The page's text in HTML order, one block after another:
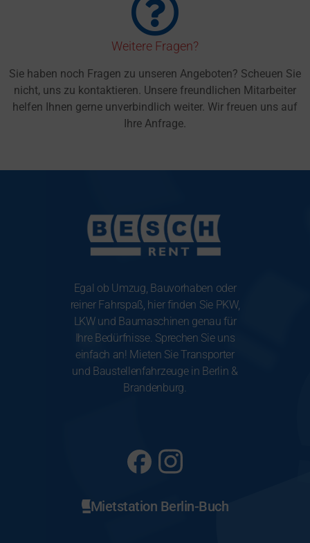
Weitere Fragen?
Sie haben noch Fragen zu unseren Angeboten? Scheuen Sie
nicht, uns zu kontaktieren. Unsere freundlichen Mitarbeiter
helfen Ihnen gerne unverbindlich weiter. Wir freuen uns auf
Ihre Anfrage.
Egal ob Umzug, Bauvorhaben oder
reiner Fahrspaß, hier finden Sie PKW,
LKW und Baumaschinen genau für
Ihre Bedürfnisse. Sprechen Sie uns
einfach an! Mieten Sie Transporter
und Baustellenfahrzeuge in Berlin &
Brandenburg.
Mietstation Berlin-Buch